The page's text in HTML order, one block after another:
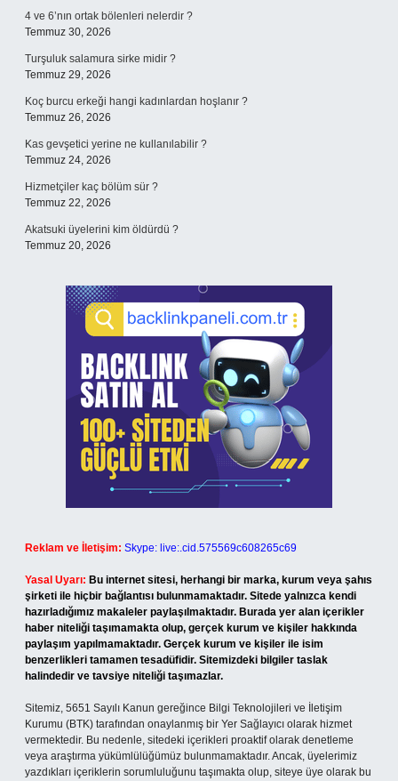
4 ve 6’nın ortak bölenleri nelerdir ?
Temmuz 30, 2026
Turşuluk salamura sirke midir ?
Temmuz 29, 2026
Koç burcu erkeği hangi kadınlardan hoşlanır ?
Temmuz 26, 2026
Kas gevşetici yerine ne kullanılabilir ?
Temmuz 24, 2026
Hizmetçiler kaç bölüm sür ?
Temmuz 22, 2026
Akatsuki üyelerini kim öldürdü ?
Temmuz 20, 2026
Reklam ve İletişim: Skype: live:.cid.575569c608265c69
Yasal Uyarı: Bu internet sitesi, herhangi bir marka, kurum veya şahıs
şirketi ile hiçbir bağlantısı bulunmamaktadır. Sitede yalnızca kendi
hazırladığımız makaleler paylaşılmaktadır. Burada yer alan içerikler
haber niteliği taşımamakta olup, gerçek kurum ve kişiler hakkında
paylaşım yapılmamaktadır. Gerçek kurum ve kişiler ile isim
benzerlikleri tamamen tesadüfidir. Sitemizdeki bilgiler taslak
halindedir ve tavsiye niteliği taşımazlar.
Sitemiz, 5651 Sayılı Kanun gereğince Bilgi Teknolojileri ve İletişim
Kurumu (BTK) tarafından onaylanmış bir Yer Sağlayıcı olarak hizmet
vermektedir. Bu nedenle, sitedeki içerikleri proaktif olarak denetleme
veya araştırma yükümlülüğümüz bulunmamaktadır. Ancak, üyelerimiz
yazdıkları içeriklerin sorumluluğunu taşımakta olup, siteye üye olarak bu